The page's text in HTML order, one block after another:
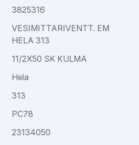
ansiosta.
ja käyttöohjeissa. 32 mm ja
toimitetaan myös tukiholkki.
ei ehdottomasti vaadi
ja tukiholkin käyttö
se on mahdollista.
3825316
VESIMITTARIVENTT. EM
HELA 313
11/2X50 SK KULMA
Hela
313
PC78
23134050